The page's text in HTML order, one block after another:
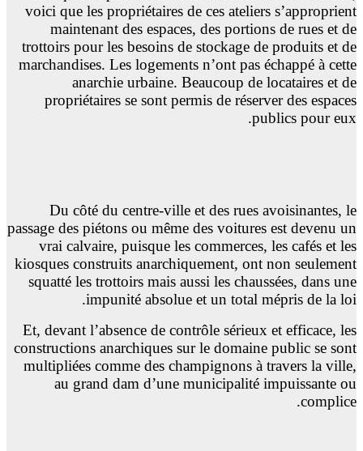
voici que les propriétaires de ces ateliers s’approprient
maintenant des espaces, des portions de rues et de
trottoirs pour les besoins de stockage de produits et de
marchandises. Les logements n’ont pas échappé à cette
anarchie urbaine. Beaucoup de locataires et de
propriétaires se sont permis de réserver des espaces
publics pour eux.
Du côté du centre-ville et des rues avoisinantes, le
passage des piétons ou même des voitures est devenu un
vrai calvaire, puisque les commerces, les cafés et les
kiosques construits anarchiquement, ont non seulement
squatté les trottoirs mais aussi les chaussées, dans une
impunité absolue et un total mépris de la loi.
Et, devant l’absence de contrôle sérieux et efficace, les
constructions anarchiques sur le domaine public se sont
multipliées comme des champignons à travers la ville,
au grand dam d’une municipalité impuissante ou
complice.